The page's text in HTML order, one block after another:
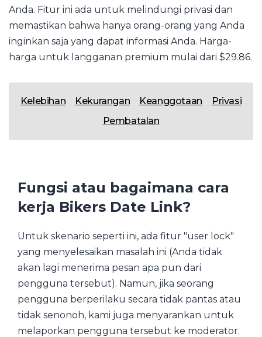
Anda. Fitur ini ada untuk melindungi privasi dan
memastikan bahwa hanya orang-orang yang Anda
inginkan saja yang dapat informasi Anda. Harga-
harga untuk langganan premium mulai dari $29.86.
Kelebihan Kekurangan Keanggotaan
Privasi
Pembatalan
Fungsi atau bagaimana cara
kerja Bikers Date Link?
Untuk skenario seperti ini, ada fitur "user lock"
yang menyelesaikan masalah ini (Anda tidak
akan lagi menerima pesan apa pun dari
pengguna tersebut). Namun, jika seorang
pengguna berperilaku secara tidak pantas atau
tidak senonoh, kami juga menyarankan untuk
melaporkan pengguna tersebut ke moderator.